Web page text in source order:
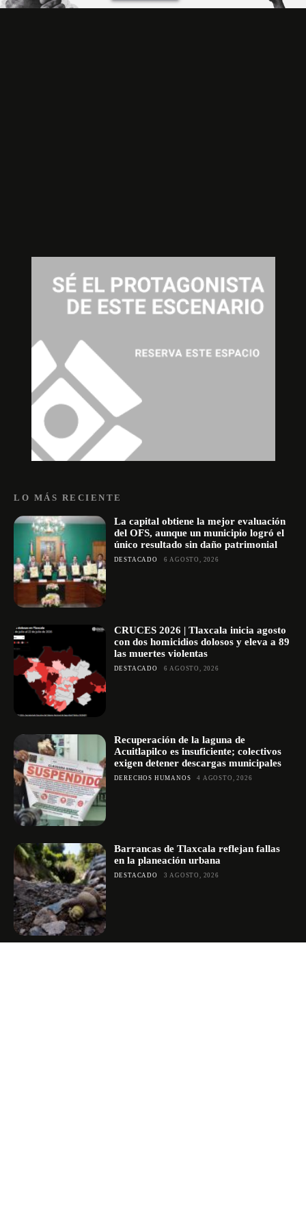
LO MÁS RECIENTE
La capital obtiene la mejor evaluación
del OFS, aunque un municipio logró el
único resultado sin daño patrimonial
DESTACADO 6 AGOSTO, 2026
CRUCES 2026 | Tlaxcala inicia agosto
con dos homicidios dolosos y eleva a 89
las muertes violentas
DESTACADO 6 AGOSTO, 2026
Recuperación de la laguna de
Acuitlapilco es insuficiente; colectivos
exigen detener descargas municipales
DERECHOS HUMANOS 4 AGOSTO, 2026
Barrancas de Tlaxcala reflejan fallas
en la planeación urbana
DESTACADO 3 AGOSTO, 2026